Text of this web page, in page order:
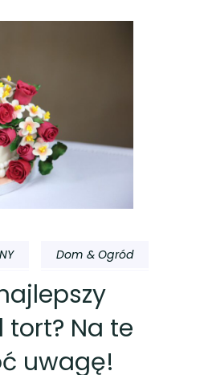
Dom & Ogród
tort? Na te
uwagę!